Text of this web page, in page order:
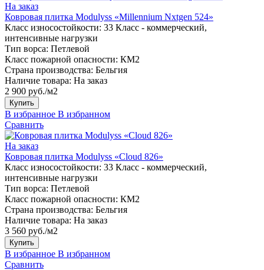
На заказ
Ковровая плитка Modulyss «Millennium Nxtgen 524»
Класс износостойкости: 33 Класс - коммерческий,
интенсивные нагрузки
Тип ворса: Петлевой
Класс пожарной опасности: КМ2
Страна производства: Бельгия
Наличие товара: На заказ
2 900 руб./м2
Купить
В избранное В избранном
Сравнить
На заказ
Ковровая плитка Modulyss «Cloud 826»
Класс износостойкости: 33 Класс - коммерческий,
интенсивные нагрузки
Тип ворса: Петлевой
Класс пожарной опасности: КМ2
Страна производства: Бельгия
Наличие товара: На заказ
3 560 руб./м2
Купить
В избранное В избранном
Сравнить